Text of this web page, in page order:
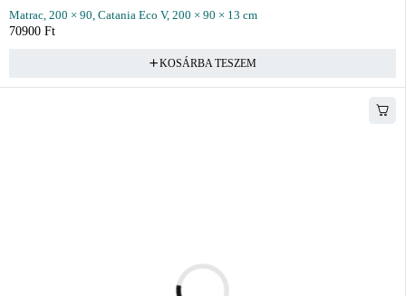
Matrac, 200 × 90, Catania Eco V, 200 × 90 × 13 cm
70900 Ft
KOSÁRBA TESZEM